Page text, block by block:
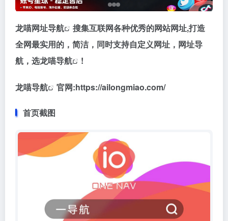
龙喵网址导航
搜集互联网各种优秀的网站网址,打造
全网最实用的，简洁，同时支持自定义网址，网址导
航，选龙喵导航 !
龙喵导航 官网:https://ailongmiao.com/
首页截图